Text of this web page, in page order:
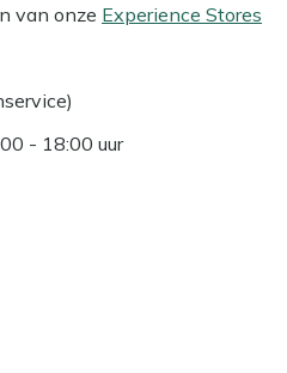
van onze Experience Stores
- 18:00 uur